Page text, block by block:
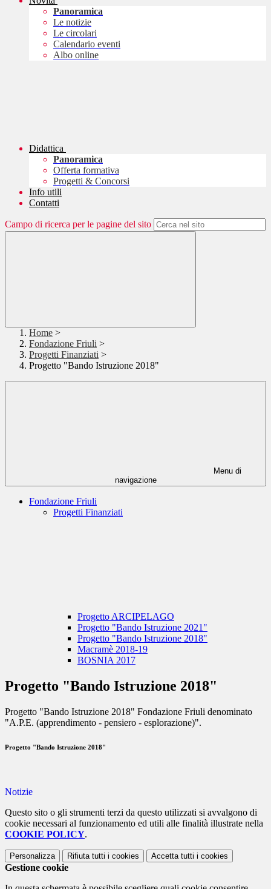
Panoramica
Le notizie
Le circolari
Calendario eventi
Albo online
Didattica
Panoramica
Offerta formativa
Progetti & Concorsi
Info utili
Contatti
Campo di ricerca per le pagine del sito
Home >
Fondazione Friuli >
Progetti Finanziati >
Progetto "Bando Istruzione 2018"
Menu di
navigazione
Fondazione Friuli
Progetti Finanziati
Progetto ARCIPELAGO
Progetto "Bando Istruzione 2021"
Progetto "Bando Istruzione 2018"
Macramè 2018-19
BOSNIA 2017
Progetto "Bando Istruzione 2018"
Progetto "Bando Istruzione 2018" Fondazione Friuli denominato
"A.P.E. (apprendimento - pensiero - esplorazione)".
Progetto "Bando Istruzione 2018"
Notizie
Questo sito o gli strumenti terzi da questo utilizzati si avvalgono di
cookie necessari al funzionamento ed utili alle finalità illustrate nella
COOKIE POLICY.
Personalizza Rifiuta tutti i cookies Accetta tutti i cookies
Gestione cookie